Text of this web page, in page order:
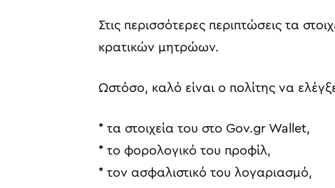
Στις περισσότερες περιπτώσεις τα
κρατικών μητρώων.
Ωστόσο, καλό είναι ο πολίτης να
* τα στοιχεία του στο Gov.gr Wallet,
* το φορολογικό του προφίλ,
* τον ασφαλιστικό του λογαριασμό,